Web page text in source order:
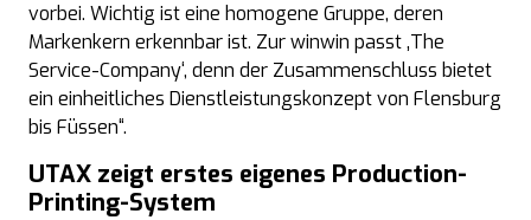
vorbei. Wichtig ist eine homogene Gruppe, deren
Markenkern erkennbar ist. Zur winwin passt ‚The
Service-Company‘, denn der Zusammenschluss bietet
ein einheitliches Dienstleistungskonzept von Flensburg
bis Füssen“.
UTAX zeigt erstes eigenes Production-
Printing-System